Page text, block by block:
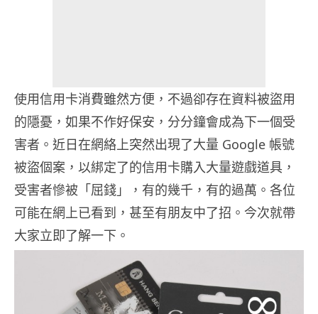
使用信用卡消費雖然方便，不過卻存在資料被盜用
的隱憂，如果不作好保安，分分鐘會成為下一個受
害者。近日在網絡上突然出現了大量 Google 帳號
被盜個案，以綁定了的信用卡購入大量遊戲道具，
受害者慘被「屈錢」，有的幾千，有的過萬。各位
可能在網上已看到，甚至有朋友中了招。今次就帶
大家立即了解一下。